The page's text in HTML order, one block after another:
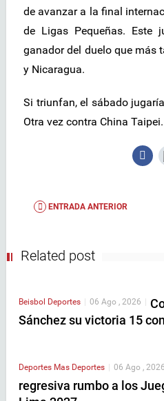
de avanzar a la final
de Ligas Pequeñas. Este
ganador del duelo que más
y Nicaragua.
Si triunfan, el sábado
Otra vez contra China Taipei.
ENTRADA ANTERIOR
Related post
Beisbol Deportes 06 Ago , 2026
Sánchez su victoria 15
Deportes Mas Deportes | 06 Ago , 2026
regresiva rumbo a los